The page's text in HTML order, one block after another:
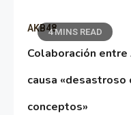
4 MINS READ
AKB48
Colaboración
causa
conceptos»